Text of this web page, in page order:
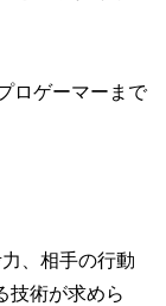
ロゲーマーまで
、相手の行動
技術が求めら